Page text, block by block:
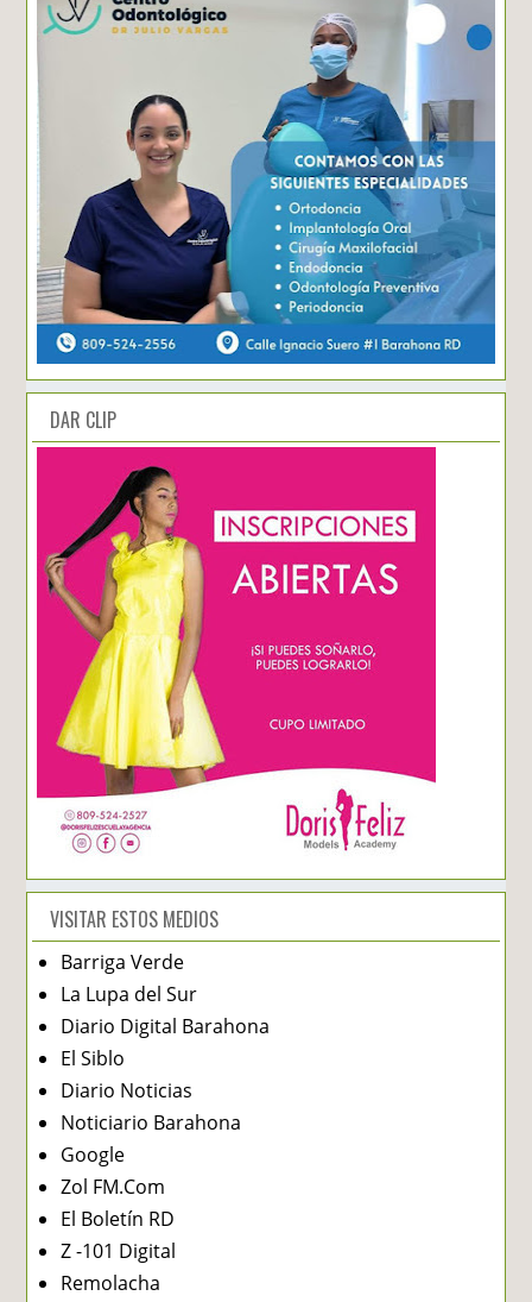
DAR CLIP
VISITAR ESTOS MEDIOS
Barriga Verde
La Lupa del Sur
Diario Digital Barahona
El Siblo
Diario Noticias
Noticiario Barahona
Google
Zol FM.Com
El Boletín RD
Z -101 Digital
Remolacha